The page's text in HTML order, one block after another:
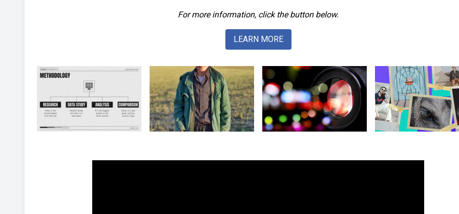
For more information, click the button below.
LEARN MORE